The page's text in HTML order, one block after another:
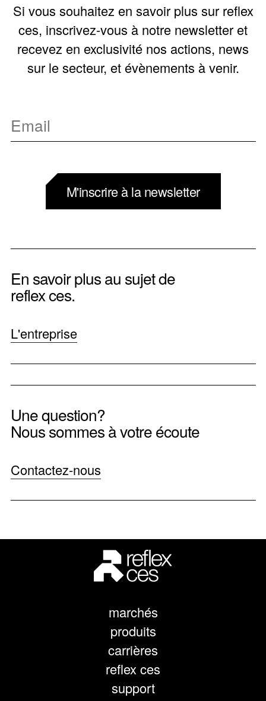
Si vous souhaitez en savoir plus sur reflex
ces, inscrivez-vous à notre newsletter et
recevez en exclusivité nos actions, news
sur le secteur, et évènements à venir.
M'inscrire à la newsletter
En savoir plus au sujet de
reflex ces.
L'entreprise
Une question?
Nous sommes à votre écoute
Contactez-nous
marchés
produits
carrières
reflex ces
support